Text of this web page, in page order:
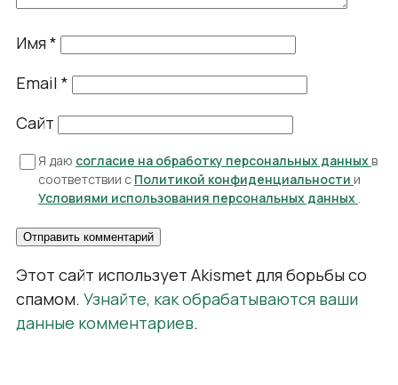
Имя*
Email *
Сайт
Я даю согласие на обработку персональных данных в
соответствии с Политикой конфиденциальности и
Условиями использования персональных данных .
Этот сайт использует Akismet для борьбы со
спамом. Узнайте, как обрабатываются ваши
данные комментариев.